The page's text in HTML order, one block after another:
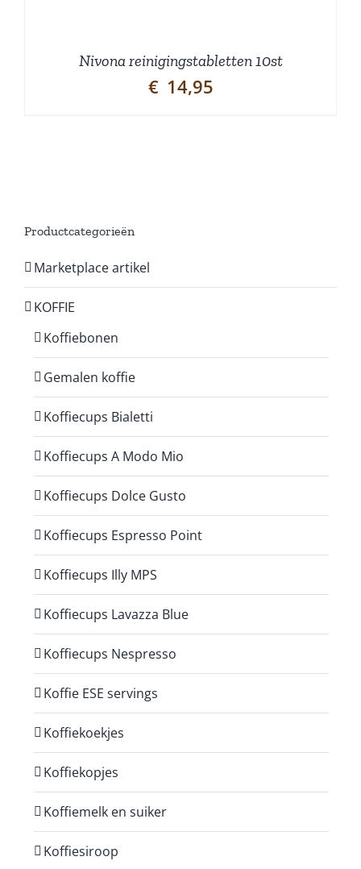
Nivona reinigingstabletten 10st
€ 14,95
Productcategorieën
Marketplace artikel
KOFFIE
Koffiebonen
Gemalen koffie
Koffiecups Bialetti
Koffiecups A Modo Mio
Koffiecups Dolce Gusto
Koffiecups Espresso Point
Koffiecups Illy MPS
Koffiecups Lavazza Blue
Koffiecups Nespresso
Koffie ESE servings
Koffiekoekjes
Koffiekopjes
Koffiemelk en suiker
Koffiesiroop